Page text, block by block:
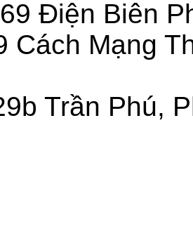
Điện Biên
Cách Mạng
Trần Phú,